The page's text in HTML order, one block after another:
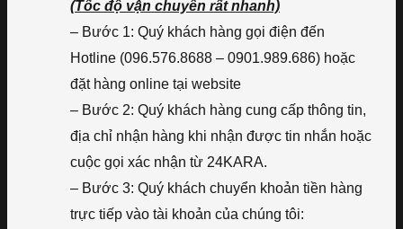
(Tốc độ vận chuyển rất nhanh)
– Bước 1: Quý khách hàng gọi điện đến
Hotline (096.576.8688 – 0901.989.686) hoặc
đặt hàng online tại website
– Bước 2: Quý khách hàng cung cấp thông tin,
địa chỉ nhận hàng khi nhận được tin nhắn hoặc
cuộc gọi xác nhận từ 24KARA.
– Bước 3: Quý khách chuyển khoản tiền hàng
trực tiếp vào tài khoản của chúng tôi: